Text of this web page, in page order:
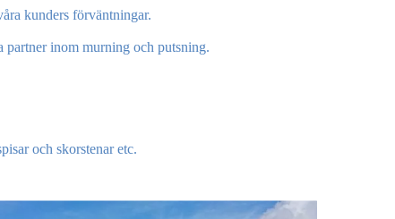
kunders förväntningar.
inom murning och putsning.
och skorstenar etc.